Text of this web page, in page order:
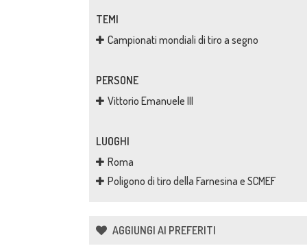
TEMI
Campionati mondiali di tiro a segno
PERSONE
Vittorio Emanuele III
LUOGHI
Roma
Poligono di tiro della Farnesina e SCMEF
AGGIUNGI AI PREFERITI